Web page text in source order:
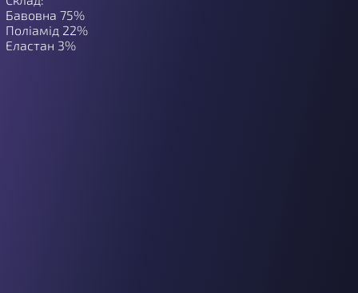
Бавовна 75%
Поліамід 22%
Еластан 3%